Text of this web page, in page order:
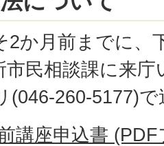
2か月前までに、
市民相談課に来
(046-260-5177)
講座申込書